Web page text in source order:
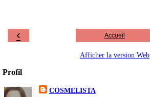
‹ Accueil
Afficher la version Web
Profil
COSMELISTA